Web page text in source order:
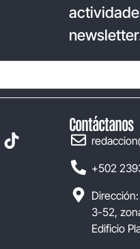
Contáctanos
+502
3-52,
Edificio